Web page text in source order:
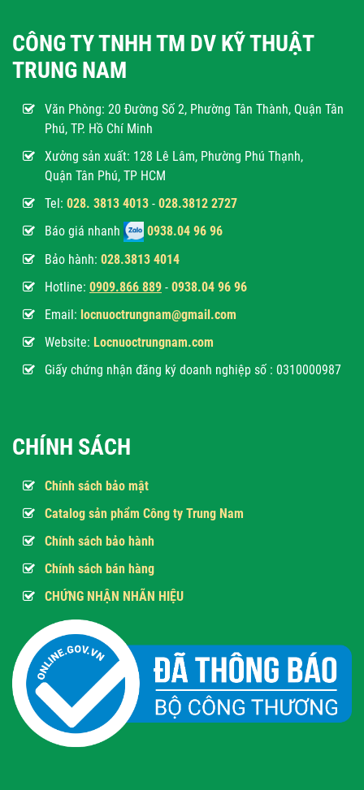
CÔNG TY TNHH TM DV KỸ THUẬT
TRUNG NAM
Văn Phòng: 20 Đường Số 2, Phường Tân Thành, Quận Tân
Phú, TP. Hồ Chí Minh
Xưởng sản xuất: 128 Lê Lâm, Phường Phú Thạnh,
Quận Tân Phú, TP HCM
Tel: 028. 3813 4013 - 028.3812 2727
Báo giá nhanh
0938.04 96 96
Bảo hành: 028.3813 4014
Hotline: 0909.866 889 - 0938.04 96 96
Email: locnuoctrungnam@gmail.com
Website: Locnuoctrungnam.com
Giấy chứng nhận đăng ký doanh nghiệp số : 0310000987
CHÍNH SÁCH
Chính sách bảo mật
Catalog sản phẩm Công ty Trung Nam
Chính sách bảo hành
Chính sách bán hàng
CHỨNG NHẬN NHÃN HIỆU